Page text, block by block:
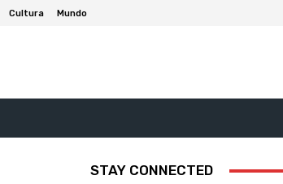
Cultura Mundo
STAY CONNECTED